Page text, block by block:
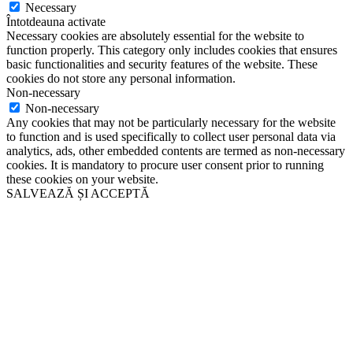
Necessary
Întotdeauna activate
Necessary cookies are absolutely essential for the website to
function properly. This category only includes cookies that ensures
basic functionalities and security features of the website. These
cookies do not store any personal information.
Non-necessary
Non-necessary
Any cookies that may not be particularly necessary for the website
to function and is used specifically to collect user personal data via
analytics, ads, other embedded contents are termed as non-necessary
cookies. It is mandatory to procure user consent prior to running
these cookies on your website.
SALVEAZĂ ȘI ACCEPTĂ